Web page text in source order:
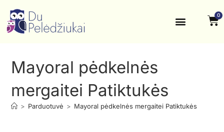
0
Mayoral pėdkelnės
mergaitei Patiktukės
> Parduotuvė > Mayoral pėdkelnės mergaitei Patiktukės